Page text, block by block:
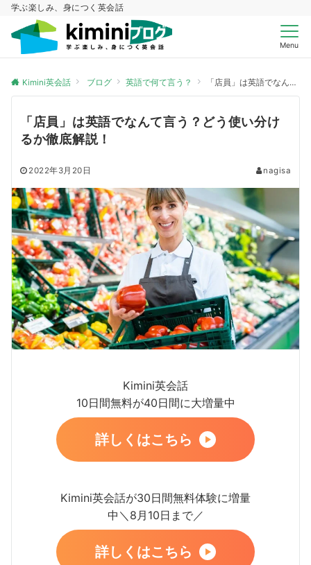
学ぶ楽しみ、身につく英会話
Menu
Kimini英会話 ブログ 英語で何て言う？ 「店員」は英語でなんて言う？どう使い分けるか徹底解説！
「店員」は英語でなんて言う？どう使い分け
るか徹底解説！
2022年3月20日 nagisa
Kimini英会話
10日間無料が40日間に大増量中
詳しくはこちら
Kimini英会話が30日間無料体験に増量
中＼8月10日まで／
詳しくはこちら